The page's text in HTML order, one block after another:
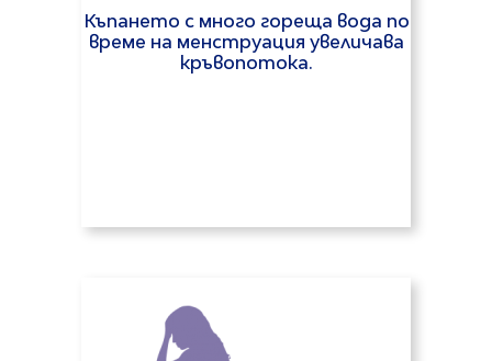
Къпането с много гореща вода по
време на менструация увеличава
кръвопотока.